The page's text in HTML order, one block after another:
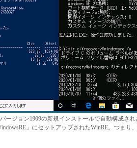
ージョン1909の新規インストールで自動構成さ
」にセットアップされたWinRE。つまり